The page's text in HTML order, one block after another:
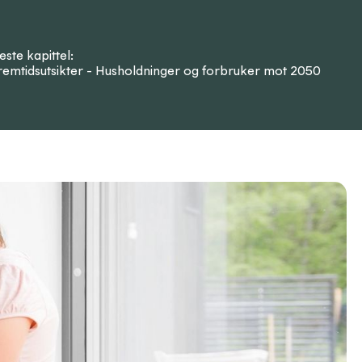
kapittel:
- Husholdninger og forbruker mot 2050